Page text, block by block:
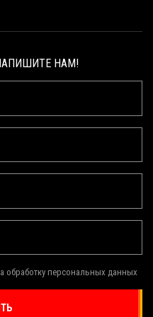
НАМ!
обработку персональных данных